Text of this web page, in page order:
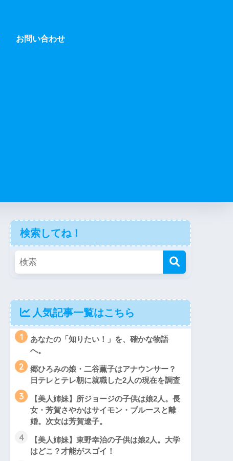
お問い合わせ
検索してね！
人気記事一覧はこちら
1
あなたの「知りたい！」を、確かな物語
へ。
2
郷ひろみの娘・二谷薫子はアナウンサー？
日テレとテレ朝に就職した2人の現在を調査
3
【美人姉妹】所ジョージの子供は娘2人。長
女・芳賀さやかはサイモン・ブルースと離
婚。次女は芳賀遼子。
4
【美人姉妹】東野幸治の子供は娘2人。大学
はどこ？才能がスゴイ！